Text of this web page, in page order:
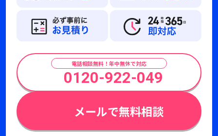
電話相談無料！年中無休で対応
0120-922-049
メールで無料相談